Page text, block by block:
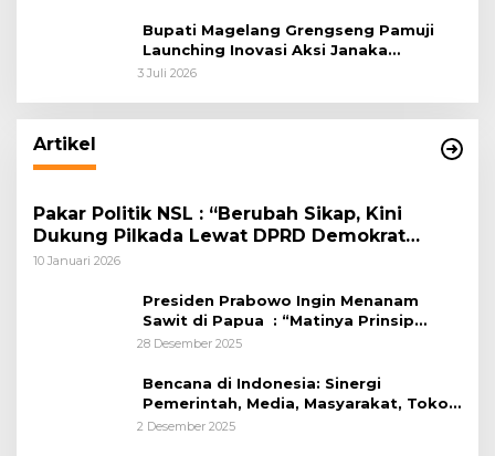
Bupati Magelang Grengseng Pamuji
Launching Inovasi Aksi Janaka
Program Sekolah Adiwiyata
3 Juli 2026
Artikel
Pakar Politik NSL : “Berubah Sikap, Kini
Dukung Pilkada Lewat DPRD Demokrat
Memainkan Startegi Bluffing Untuk
10 Januari 2026
Presiden Prabowo Ingin Menanam
Sawit di Papua : “Matinya Prinsip
“political responsibility” dan Amnesia
28 Desember 2025
Bencana di Indonesia: Sinergi
Pemerintah, Media, Masyarakat, Tokoh
Agama, Tenaga Kesehatan, dan
2 Desember 2025